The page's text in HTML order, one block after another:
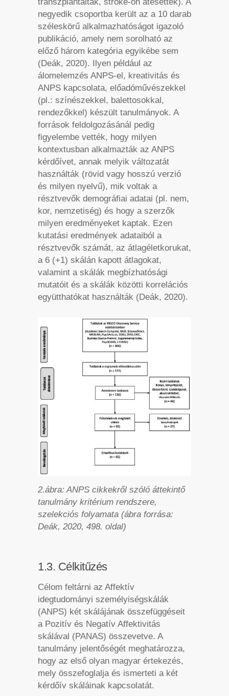
negyedik csoportba került az a 10 darab
széleskörű alkalmazhatóságot igazoló
publikáció, amely nem sorolható az
előző három kategória egyikébe sem
(Deák, 2020). Ilyen például az
álomelemzés ANPS-el, kreativitás és
ANPS kapcsolata, előadóművészekkel
(pl.: színészekkel, balettosokkal,
rendezőkkel) készült tanulmányok. A
források feldolgozásánál pedig
figyelembe vették, hogy milyen
kontextusban alkalmazták az ANPS
kérdőívet, annak melyik változatát
használták (rövid vagy hosszú verzió
és milyen nyelvű), mik voltak a
résztvevők demográfiai adatai (pl. nem,
kor, nemzetiség) és hogy a szerzők
milyen eredményeket kaptak. Ezen
kutatási eredmények adataiból a
résztvevők számát, az átlagéletkorukat,
a 6 (+1) skálán kapott átlagokat,
valamint a skálák megbízhatósági
mutatóit és a skálák közötti korrelációs
együtthatókat használták (Deák, 2020).
2.ábra: ANPS cikkekről szóló áttekintő
tanulmány kritérium rendszere,
szelekciós folyamata (ábra forrása:
Deák, 2020, 498. oldal)
1.3. Célkitűzés
Célom feltárni az Affektív
idegtudományi személyiségskálák
(ANPS) két skálájának összefüggéseit
a Pozitív és Negatív Affektivitás
skálával (PANAS) összevetve. A
tanulmány jelentőségét meghatározza,
hogy az első olyan magyar értekezés,
mely összefoglalja és ismerteti a két
kérdőív skáláinak kapcsolatát.